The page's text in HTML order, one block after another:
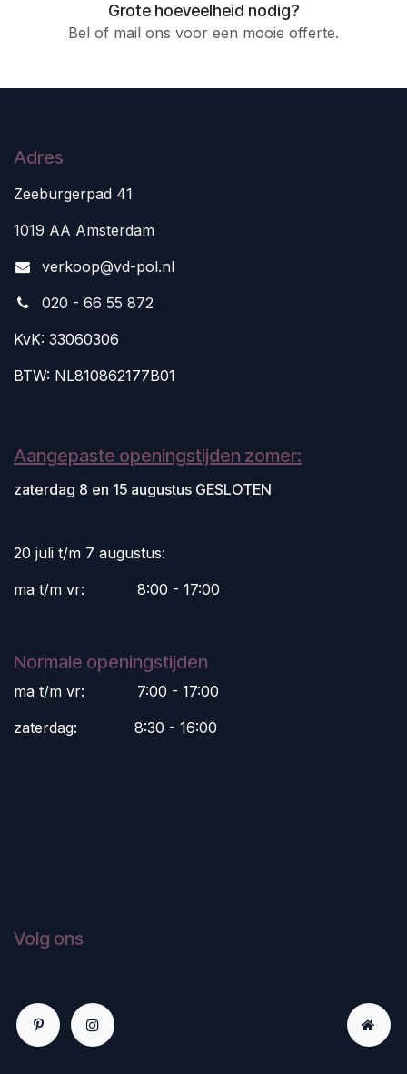
Grote hoeveelheid nodig?
Bel of mail ons voor een mooie offerte.
Adres
Zeeburgerpad 41
1019 AA Amsterdam
verkoop@vd-pol.nl
020 - 66 55 872
KvK: 33060306
BTW: NL810862177B01
Aangepaste openingstijden zomer:
zaterdag 8 en 15 augustus GESLOTEN
20 juli t/m 7 augustus:
ma t/m vr:
​8:00 - 17:00
Normale openingstijden
ma t/m vr:
​7:00 - 17:00
zaterdag:
​8:30 - 16:00
Volg ons